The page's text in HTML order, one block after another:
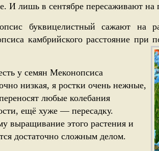
И лишь в сентябре пересаживают на
буквицелистный сажают на
камбрийского расстояние при
у семян Меконопсиса
низкая, я ростки очень нежные,
любые колебания
ещё хуже — пересадку.
выращивание этого растения и
достаточно сложным делом.